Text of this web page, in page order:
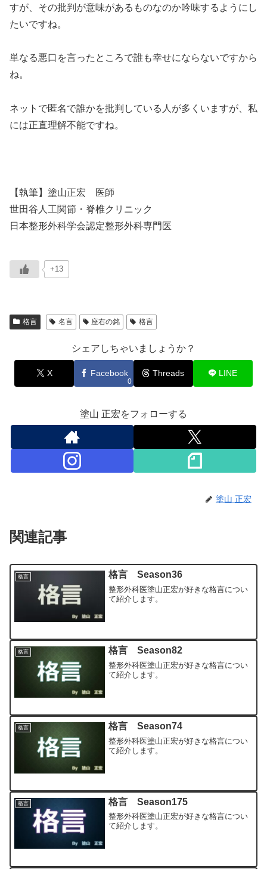
すが、その批判が意味があるものなのか吟味するようにし
たいですね。
単なる悪口を言ったところで誰も幸せにならないですから
ね。
ネットで匿名で誰かを批判している人が多くいますが、私
には正直理解不能ですね。
【執筆】塗山正宏 医師
世田谷人工関節・脊椎クリニック
日本整形外科学会認定整形外科専門医
+13
格言 名言 座右の銘 格言
シェアしちゃいましょうか？
X Facebook
0
Threads LINE
塗山 正宏をフォローする
塗山 正宏
関連記事
格言 格言 Season36
整形外科医塗山正宏が好きな格言につい
て紹介します。
格言 格言 Season82
整形外科医塗山正宏が好きな格言につい
て紹介します。
格言 格言 Season74
整形外科医塗山正宏が好きな格言につい
て紹介します。
格言 格言 Season175
整形外科医塗山正宏が好きな格言につい
て紹介します。